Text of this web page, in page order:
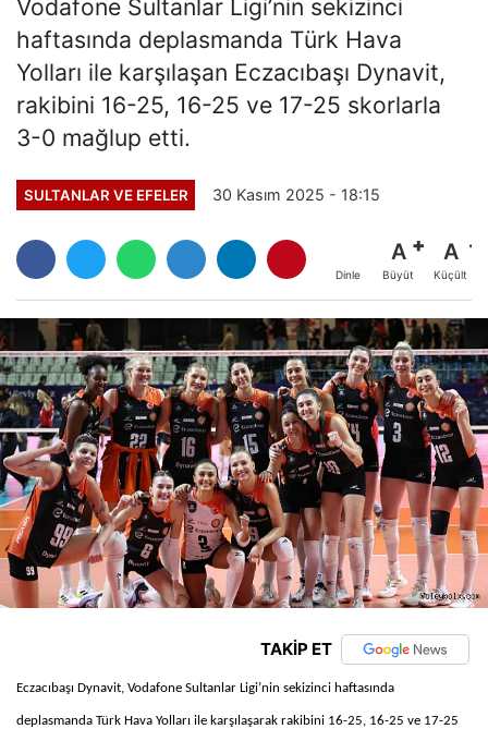
Vodafone Sultanlar Ligi’nin sekizinci
haftasında deplasmanda Türk Hava
Yolları ile karşılaşan Eczacıbaşı Dynavit,
rakibini 16-25, 16-25 ve 17-25 skorlarla
3-0 mağlup etti.
SULTANLAR VE EFELER 30 Kasım 2025 - 18:15
Dinle
A
Büyüt
A
Küçült
TAKİP ET
Eczacıbaşı Dynavit, Vodafone Sultanlar Ligi’nin sekizinci haftasında
deplasmanda Türk Hava Yolları ile karşılaşarak rakibini 16-25, 16-25 ve 17-25